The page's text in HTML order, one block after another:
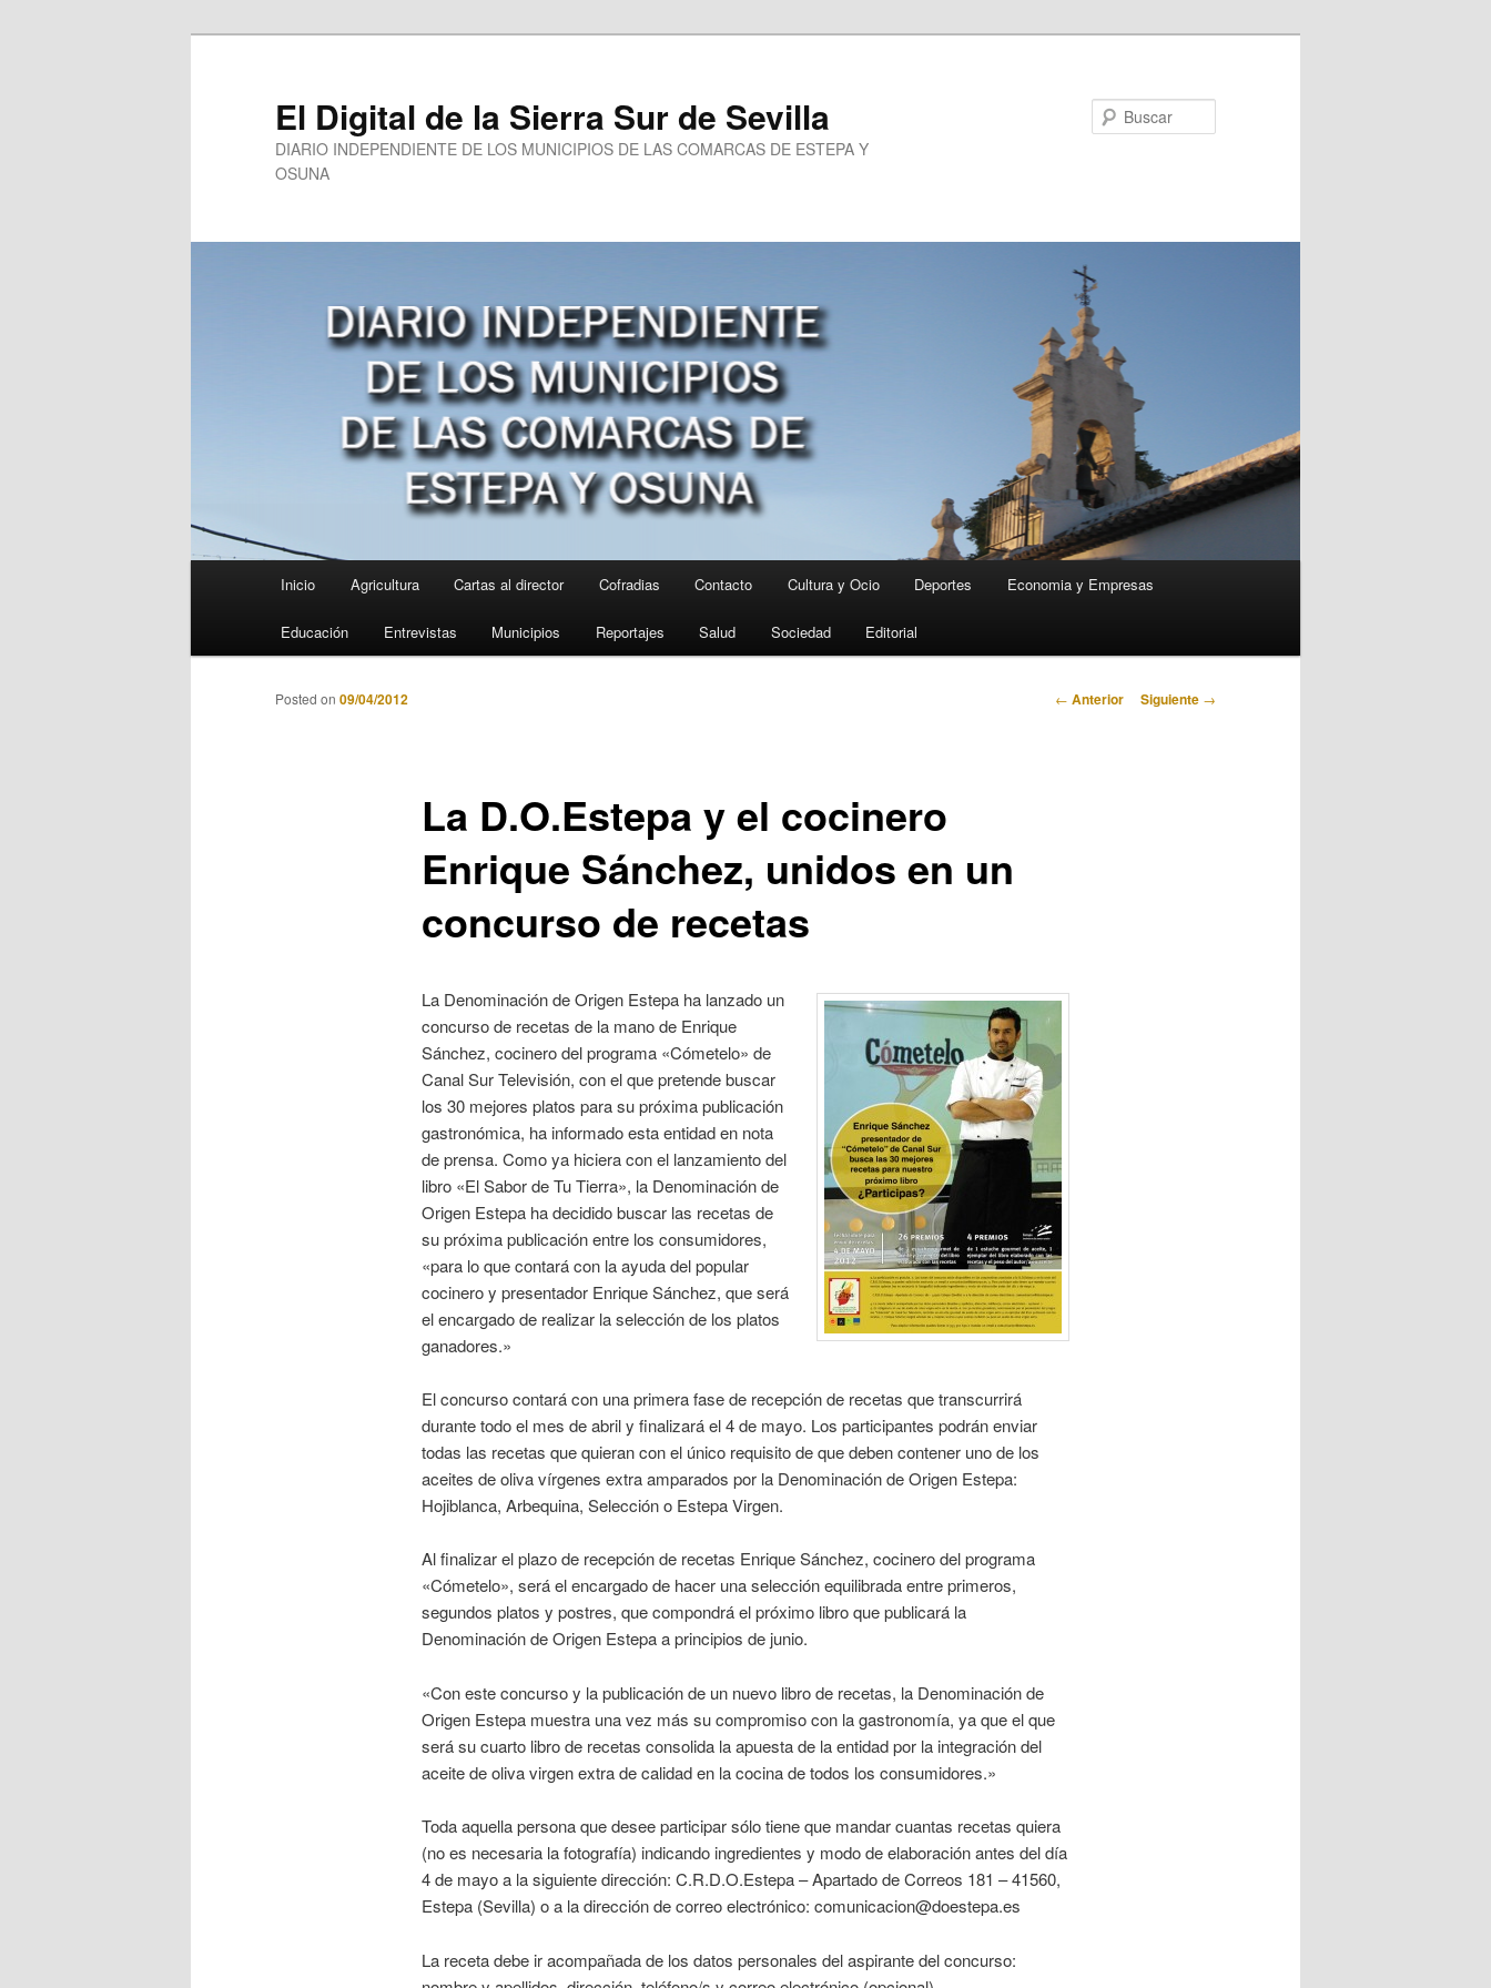
El Digital de la Sierra Sur de Sevilla
DIARIO INDEPENDIENTE DE LOS MUNICIPIOS DE LAS COMARCAS DE ESTEPA Y
OSUNA
Inicio Agricultura Cartas al director Cofradias Contacto Cultura y Ocio Deportes Economia y Empresas
Educación Entrevistas Municipios Reportajes Salud Sociedad Editorial
Navegación
← Anterior Siguiente →
La D.O.Estepa y el cocinero
Enrique Sánchez, unidos en un
concurso de recetas
Posted on 09/04/2012
La Denominación de Origen Estepa ha lanzado un
concurso de recetas de la mano de Enrique
Sánchez, cocinero del programa «Cómetelo» de
Canal Sur Televisión, con el que pretende buscar
los 30 mejores platos para su próxima publicación
gastronómica, ha informado esta entidad en nota
de prensa. Como ya hiciera con el lanzamiento del
libro «El Sabor de Tu Tierra», la Denominación de
Origen Estepa ha decidido buscar las recetas de
su próxima publicación entre los consumidores,
«para lo que contará con la ayuda del popular
cocinero y presentador Enrique Sánchez, que será
el encargado de realizar la selección de los platos
ganadores.»
El concurso contará con una primera fase de recepción de recetas que transcurrirá
durante todo el mes de abril y finalizará el 4 de mayo. Los participantes podrán enviar
todas las recetas que quieran con el único requisito de que deben contener uno de los
aceites de oliva vírgenes extra amparados por la Denominación de Origen Estepa:
Hojiblanca, Arbequina, Selección o Estepa Virgen.
Al finalizar el plazo de recepción de recetas Enrique Sánchez, cocinero del programa
«Cómetelo», será el encargado de hacer una selección equilibrada entre primeros,
segundos platos y postres, que compondrá el próximo libro que publicará la
Denominación de Origen Estepa a principios de junio.
«Con este concurso y la publicación de un nuevo libro de recetas, la Denominación de
Origen Estepa muestra una vez más su compromiso con la gastronomía, ya que el que
será su cuarto libro de recetas consolida la apuesta de la entidad por la integración del
aceite de oliva virgen extra de calidad en la cocina de todos los consumidores.»
Toda aquella persona que desee participar sólo tiene que mandar cuantas recetas quiera
(no es necesaria la fotografía) indicando ingredientes y modo de elaboración antes del día
4 de mayo a la siguiente dirección: C.R.D.O.Estepa – Apartado de Correos 181 – 41560,
Estepa (Sevilla) o a la dirección de correo electrónico: comunicacion@doestepa.es
La receta debe ir acompañada de los datos personales del aspirante del concurso: